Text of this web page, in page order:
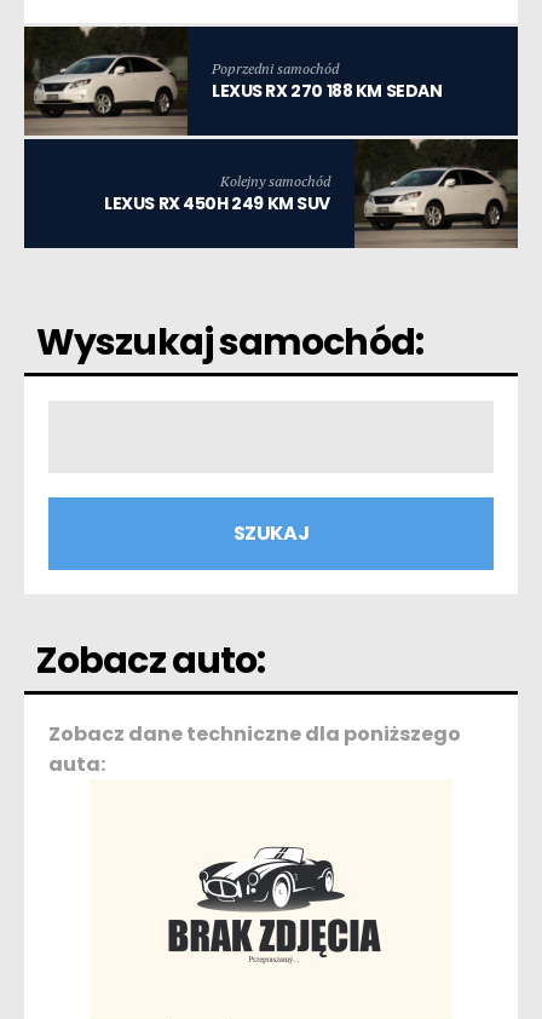
Poprzedni samochód
LEXUS RX 270 188 KM SEDAN
Kolejny samochód
LEXUS RX 450H 249 KM SUV
Wyszukaj samochód:
Zobacz auto:
Zobacz dane techniczne dla poniższego
auta: